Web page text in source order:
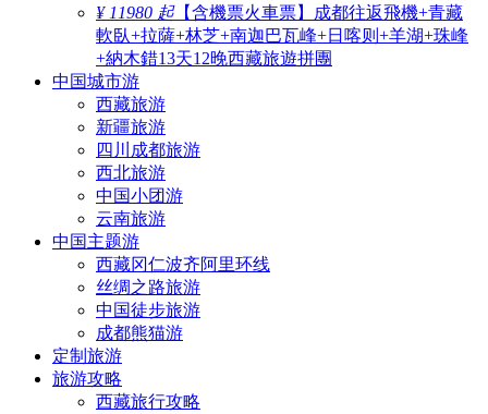
¥ 11980 起【含機票火車票】成都往返飛機+青藏
軟臥+拉薩+林芝+南迦巴瓦峰+日喀则+羊湖+珠峰
+納木錯13天12晚西藏旅遊拼團
中国城市游
西藏旅游
新疆旅游
四川成都旅游
西北旅游
中国小团游
云南旅游
中国主题游
西藏冈仁波齐阿里环线
丝绸之路旅游
中国徒步旅游
成都熊猫游
定制旅游
旅游攻略
西藏旅行攻略